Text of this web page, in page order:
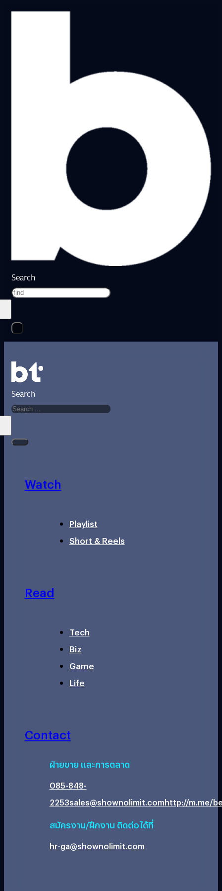
Search
Search
Watch
Playlist
Short & Reels
Read
Tech
Biz
Game
Life
Contact
ฝ่ายขาย และการตลาด
085-848-
2253sales@shownolimit.comhttp://m.me/
สมัครงาน/ฝึกงาน ติดต่อได้ที่
hr-ga@shownolimit.com